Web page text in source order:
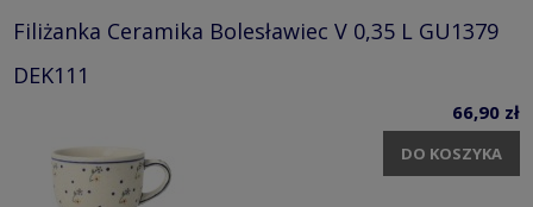
Filiżanka Ceramika Bolesławiec V 0,35 L GU1379
DEK111
66,90 zł
DO KOSZYKA